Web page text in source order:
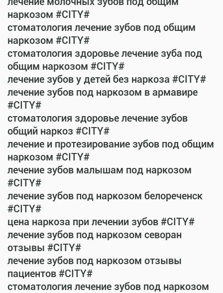
наркозом #CITY#
стоматология лечение зубов под общим
наркозом #CITY#
стоматология здоровье лечение зуба под
общим наркозом #CITY#
лечение зубов у детей без наркоза #CITY#
лечение зубов под наркозом в армавире
#CITY#
стоматология здоровье лечение зубов
общий наркоз #CITY#
лечение и протезирование зубов под общим
наркозом #CITY#
лечение зубов малышам под наркозом
#CITY#
лечение зубов под наркозом белореченск
#CITY#
цена наркоза при лечении зубов #CITY#
лечение зубов под наркозом севоран
отзывы #CITY#
лечение зубов под наркозом отзывы
пациентов #CITY#
стоматология лечение зубов под наркозом